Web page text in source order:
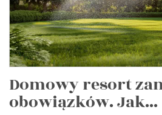
Domowy resort
obowiązków. Jak...